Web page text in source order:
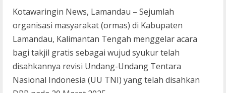
Kotawaringin News, Lamandau – Sejumlah
organisasi masyarakat (ormas) di Kabupaten
Lamandau, Kalimantan Tengah menggelar acara
bagi takjil gratis sebagai wujud syukur telah
disahkannya revisi Undang-Undang Tentara
Nasional Indonesia (UU TNI) yang telah disahkan